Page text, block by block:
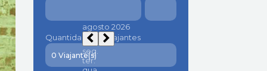
Quantidade de viajantes